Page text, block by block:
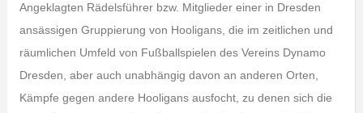
Angeklagten Rädelsführer bzw. Mitglieder einer in Dresden
ansässigen Gruppierung von Hooligans, die im zeitlichen und
räumlichen Umfeld von Fußballspielen des Vereins Dynamo
Dresden, aber auch unabhängig davon an anderen Orten,
Kämpfe gegen andere Hooligans ausfocht, zu denen sich die